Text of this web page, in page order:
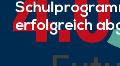
erfolgreich